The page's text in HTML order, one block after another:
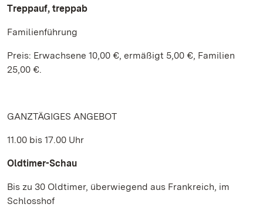
Treppauf, treppab
Familienführung
Preis: Erwachsene 10,00 €, ermäßigt 5,00 €, Familien
25,00 €.
GANZTÄGIGES ANGEBOT
11.00 bis 17.00 Uhr
Oldtimer-Schau
Bis zu 30 Oldtimer, überwiegend aus Frankreich, im
Schlosshof